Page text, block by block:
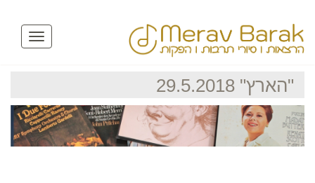
Toggle
"הארץ" 29.5.2018